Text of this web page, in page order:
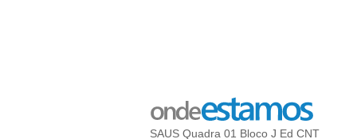
SAUS Quadra 01 Bloco J Ed CNT